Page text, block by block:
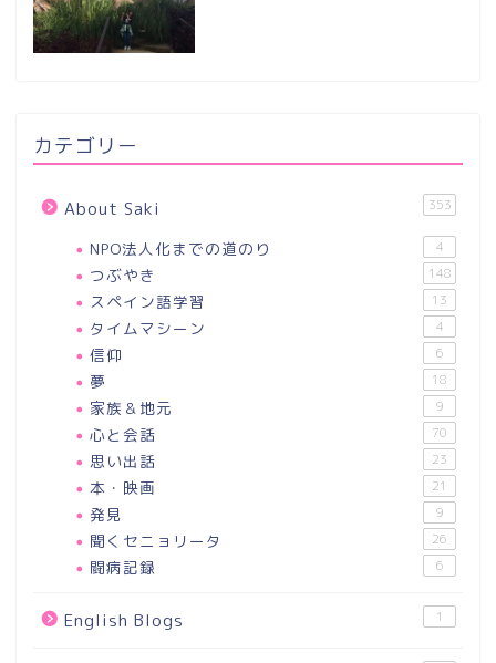
カテゴリー
About Saki 353
NPO法人化までの道のり 4
つぶやき 148
スペイン語学習 13
タイムマシーン 4
信仰 6
夢 18
家族＆地元 9
心と会話 70
思い出話 23
本・映画 21
発見 9
聞くセニョリータ 26
闘病記録 6
English Blogs 1